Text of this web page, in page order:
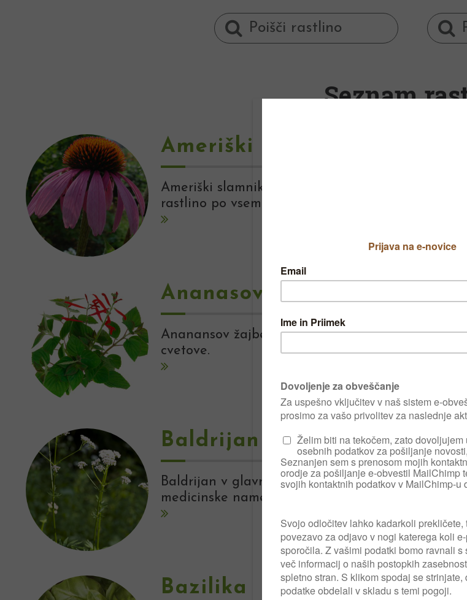
Seznam
Ameriški slamnik
Ameriški slamnik je rastlina prerij Severne
rastlino po vsem svetu.
Ananasov žajbelj
Ananansov žajbelj spada med žajblje ali
cvetove.
Baldrijan
Baldrijan v glavnem smatramo za divjo rastlino,
medicinske namene. Privablja čebele.
Bazilika